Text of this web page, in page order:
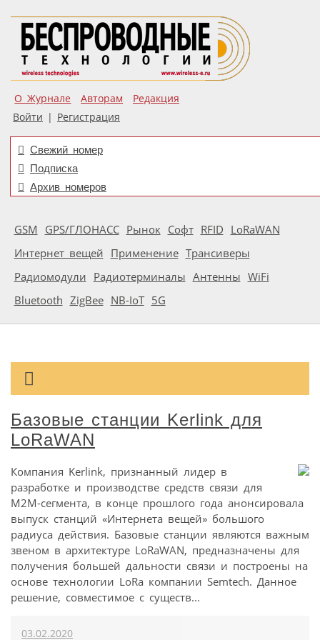
О Журнале Авторам
Редакция
Войти | Регистрация
Свежий номер
Подписка
Архив номеров
GSM GPS/ГЛОНАСС Рынок Софт RFID LoRaWAN
Интернет вещей Применение Трансиверы
Радиомодули Радиотерминалы Антенны WiFi
Bluetooth ZigBee NB-IoT 5G
Базовые станции Kerlink для
LoRaWAN
Компания Kerlink, признанный лидер в
разработке и производстве средств связи для
M2M-сегмента, в конце прошлого года анонсировала
выпуск станций «Интернета вещей» большого
радиуса действия. Базовые станции являются важным
звеном в архитектуре LoRaWAN, предназначены для
получения большей дальности связи и построены на
основе технологии LoRa компании Semtech. Данное
решение, совместимое с существ...
03.02.2020